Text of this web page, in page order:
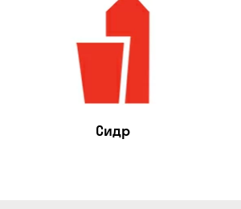
Сидр